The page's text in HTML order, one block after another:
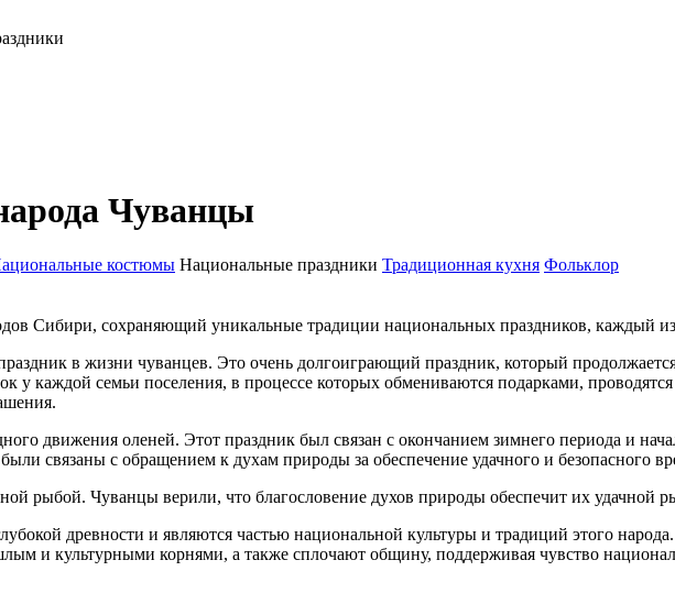
Чуванцы
костюмы Национальные праздники Традиционная кухня Фольклор
Сибири, сохраняющий уникальные традиции национальных праздников, каждый
в жизни чуванцев. Это очень долгоиграющий праздник, который
у каждой семьи поселения, в процессе которых обмениваются подарками,
движения оленей. Этот праздник был связан с окончанием зимнего периода и
связаны с обращением к духам природы за обеспечение удачного и безопасного
рыбой. Чуванцы верили, что благословение духов природы обеспечит их удачной
древности и являются частью национальной культуры и традиций этого
и культурными корнями, а также сплочают общину, поддерживая чувство